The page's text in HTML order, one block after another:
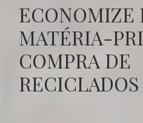
ECONOMIZE
MATÉRIA-
COMPRA DE
RECICLADOS